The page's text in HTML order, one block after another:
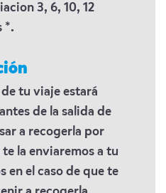
3, 6, 10, 12
*.
tu viaje estará
de la salida de
a recogerla por
la enviaremos a tu
en el caso de que te